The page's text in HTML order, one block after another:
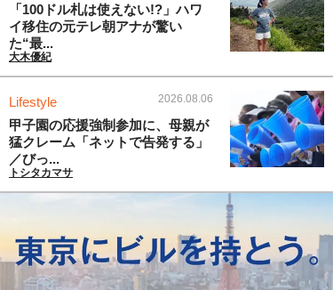
「100ドル札は使えない!?」ハワ
イ移住の元テレ朝アナが驚い
た“最...
大木優紀
Lifestyle 2026.08.06
甲子園の応援強制参加に、母親が
猛クレーム「ネットで告発する」
／びっ...
トシタカマサ